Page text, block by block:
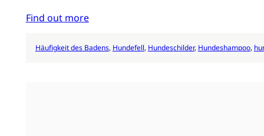
Find out more
Häufigkeit des Badens, Hundefell, Hundeschilder, Hundeshampoo,